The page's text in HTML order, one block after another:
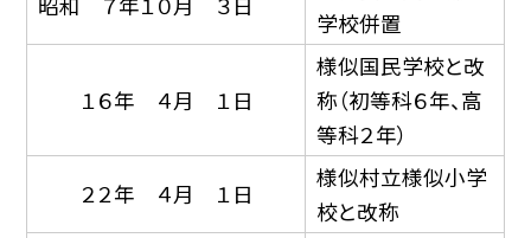
学校併置
１６年 ４月 １日
様似国民学校と改
称（初等科６年、高
等科２年）
２２年 ４月 １日
様似村立様似小学
校と改称